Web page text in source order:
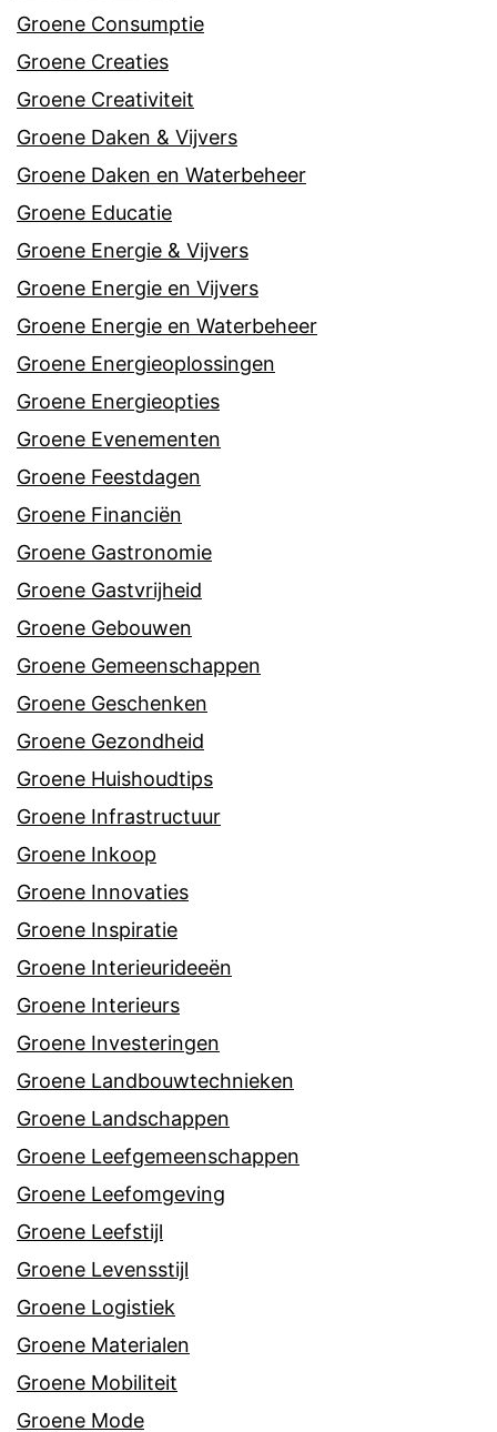
Groene Consumptie
Groene Creaties
Groene Creativiteit
Groene Daken & Vijvers
Groene Daken en Waterbeheer
Groene Educatie
Groene Energie & Vijvers
Groene Energie en Vijvers
Groene Energie en Waterbeheer
Groene Energieoplossingen
Groene Energieopties
Groene Evenementen
Groene Feestdagen
Groene Financiën
Groene Gastronomie
Groene Gastvrijheid
Groene Gebouwen
Groene Gemeenschappen
Groene Geschenken
Groene Gezondheid
Groene Huishoudtips
Groene Infrastructuur
Groene Inkoop
Groene Innovaties
Groene Inspiratie
Groene Interieurideeën
Groene Interieurs
Groene Investeringen
Groene Landbouwtechnieken
Groene Landschappen
Groene Leefgemeenschappen
Groene Leefomgeving
Groene Leefstijl
Groene Levensstijl
Groene Logistiek
Groene Materialen
Groene Mobiliteit
Groene Mode